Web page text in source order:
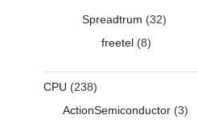
Spreadtrum (32)
freetel(8)
CPU (238)
ActionSemiconductor(3)